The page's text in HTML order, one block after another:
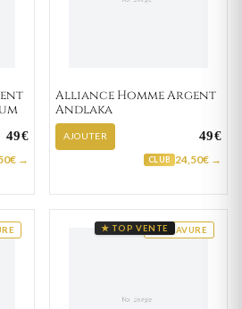
49€
→
Alliance Homme Argent
Andlaka
AJOUTER 49€
CLUB 24,50€ →
GRAVURE
★ TOP VENTE